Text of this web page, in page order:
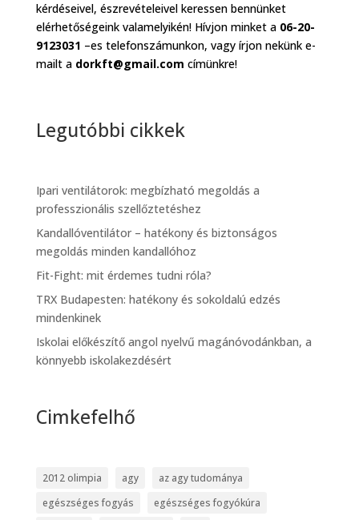
kérdéseivel, észrevételeivel keressen bennünket
elérhetőségeink valamelyikén! Hívjon minket a 06-20-
9123031 –es telefonszámunkon, vagy írjon nekünk e-
mailt a dorkft@gmail.com címünkre!
Legutóbbi cikkek
Ipari ventilátorok: megbízható megoldás a
professzionális szellőztetéshez
Kandallóventilátor – hatékony és biztonságos
megoldás minden kandallóhoz
Fit-Fight: mit érdemes tudni róla?
TRX Budapesten: hatékony és sokoldalú edzés
mindenkinek
Iskolai előkészítő angol nyelvű magánóvodánkban, a
könnyebb iskolakezdésért
Cimkefelhő
2012 olimpia agy
az agy tudománya
egészséges fogyás
egészséges fogyókúra